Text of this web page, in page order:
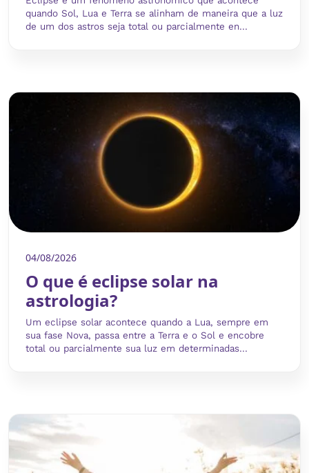
quando Sol, Lua e Terra se alinham de maneira que a luz
de um dos astros seja total ou parcialmente en...
04/08/2026
O que é eclipse solar na
astrologia?
Um eclipse solar acontece quando a Lua, sempre em
sua fase Nova, passa entre a Terra e o Sol e encobre
total ou parcialmente sua luz em determinadas...